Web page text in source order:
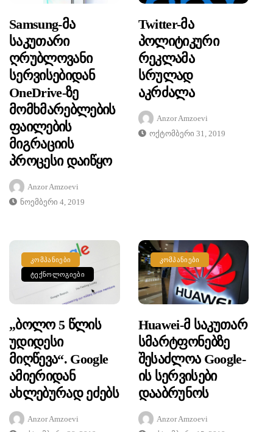
Samsung-Მა
Საკუთარი
Ღრუბლოვანი
Სერვისებიდან
OneDrive-Ზე
Მომხმარებლების
Ფაილების
Მიგრაციის
Პროცესი Დაიწყო
Anzor Amzoevi
Ნოემბერი 4, 2019
Twitter-Მა
Პოლიტიკური
Რეკლამა
Სრულად
Აკრძალა
Anzor Amzoevi
Ოქტომბერი 31, 2019
ᲙᲝᲛᲞᲐᲜᲘᲔᲑᲘ
ᲢᲔᲥᲜᲝᲚᲝᲒᲘᲔᲑᲘ
„ბოლო 5 Წლის
Უდიდესი
Მიღწევა“. Google
Ამიერიდან
Ახლებურად Ეძებს
Anzor Amzoevi
ᲙᲝᲛᲞᲐᲜᲘᲔᲑᲘ
Huawei-Მ Საკუთარ
Სმარტფონებზე
Შესაძლოა Google-
Ის Სერვისები
Დააბრუნოს
Anzor Amzoevi